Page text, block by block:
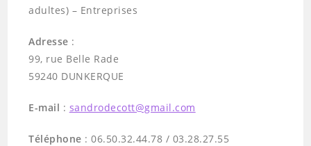
adultes) – Entreprises
Adresse :
99, rue Belle Rade
59240 DUNKERQUE
E-mail : sandrodecott@gmail.com
Téléphone : 06.50.32.44.78 / 03.28.27.55